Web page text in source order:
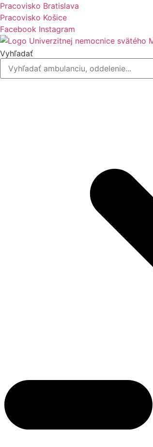
Preskočiť
na
obsah
Pracovisko Bratislava
Pracovisko Košice
Facebook Instagram
Vyhľadať